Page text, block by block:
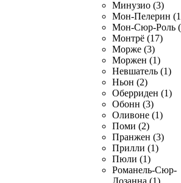
Минузио (3)
Мон-Пелерин
Мон-Сюр-Роль
Монтрё (17)
Морже (3)
Моржен (1)
Невшатель (1)
Ньон (2)
Оберриден (1)
Обонн (3)
Оливоне (1)
Поми (2)
Пранжен (3)
Прилли (1)
Пюли (1)
Романель-Сюр-
Лозанна (1)